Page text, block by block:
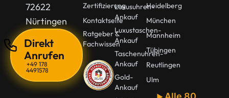
72622
Nürtingen
Direkt
Anrufen
+49 178
4491578
Zertifizierung
Kontaktseite
Ratgeber &
Fachwissen
Luxusuhren-
Ankauf
Luxustaschen-
Ankauf
Taschenuhren-
Ankauf
Gold-
Ankauf
Heidelberg
München
Mannheim
Tübingen
Reutlingen
Ulm